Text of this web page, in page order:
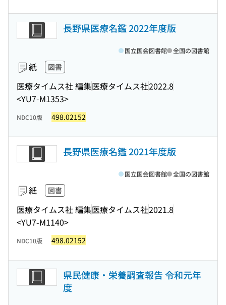
長野県医療名鑑 2022年度版
紙 図書
医療タイムス社 編集医療タイムス社2022.8
<YU7-M1353>
国立国会図書館 全国の図書館
NDC10版 498.02152
長野県医療名鑑 2021年度版
紙 図書
医療タイムス社 編集医療タイムス社2021.8
<YU7-M1140>
国立国会図書館 全国の図書館
NDC10版 498.02152
県民健康・栄養調査報告 令和元年
度